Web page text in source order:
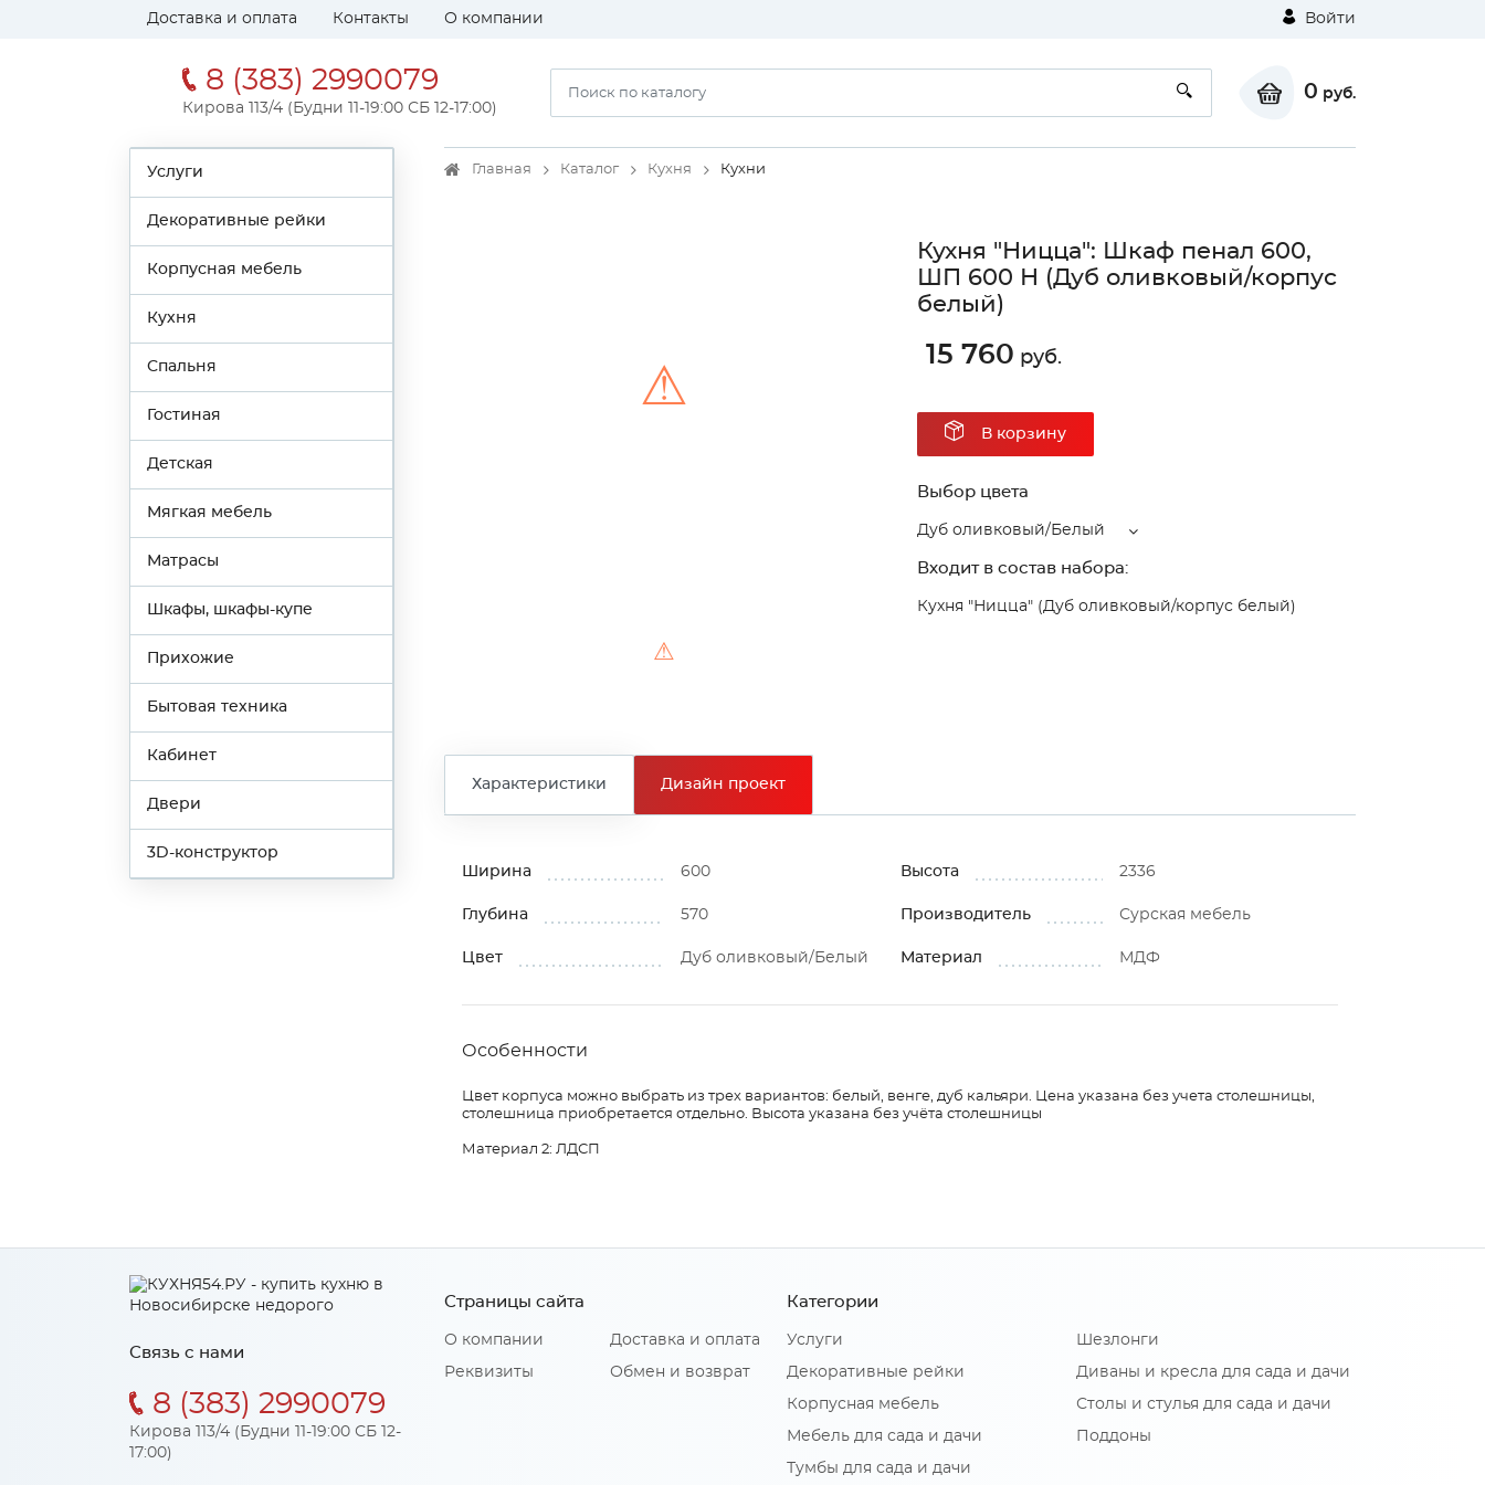
Доставка и оплата Контакты О компании Войти
8 (383) 2990079
Кирова 113/4 (Будни 11-19:00 СБ 12-17:00)
0 руб.
Услуги
Декоративные рейки
Корпусная мебель
Кухня
Спальня
Гостиная
Детская
Мягкая мебель
Матрасы
Шкафы, шкафы-купе
Прихожие
Бытовая техника
Кабинет
Двери
3D-конструктор
Главная Каталог Кухня Кухни
⚠
⚠
Кухня "Ницца": Шкаф пенал 600,
ШП 600 Н (Дуб оливковый/корпус
белый)
15 760 руб.
В корзину
Выбор цвета
Дуб оливковый/Белый
Входит в состав набора:
Кухня "Ницца" (Дуб оливковый/корпус белый)
Характеристики Дизайн проект
Ширина 600 Высота 2336
Глубина 570 Производитель Сурская мебель
Цвет Дуб оливковый/Белый Материал МДФ
Особенности
Цвет корпуса можно выбрать из трех вариантов: белый, венге, дуб кальяри. Цена указана без учета столешницы,
столешница приобретается отдельно. Высота указана без учёта столешницы
Материал 2: ЛДСП
Связь с нами
8 (383) 2990079
Кирова 113/4 (Будни 11-19:00 СБ 12-
17:00)
Страницы сайта
О компании
Реквизиты
Доставка и оплата
Обмен и возврат
Категории
Услуги
Декоративные рейки
Корпусная мебель
Мебель для сада и дачи
Тумбы для сада и дачи
Шезлонги
Диваны и кресла для сада и дачи
Столы и стулья для сада и дачи
Поддоны